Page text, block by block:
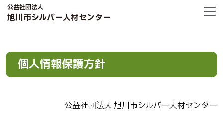
公益社団法人
旭川市シルバー人材センター
個人情報保護方針
公益社団法人 旭川市シルバー人材センター